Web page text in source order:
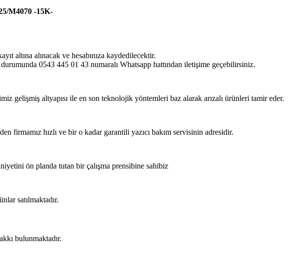
M4070 -15K-
altına alınacak ve hesabınıza kaydedilecektir.
0543 445 01 43 numaralı Whatsapp hattından iletişime geçebilirsiniz.
gelişmiş altyapısı ile en son teknolojik yöntemleri baz alarak arızalı ürünleri tamir eder.
firmamız hızlı ve bir o kadar garantili yazıcı bakım servisinin adresidir.
ön planda tutan bir çalışma prensibine sahibiz
satılmaktadır.
bulunmaktadır.